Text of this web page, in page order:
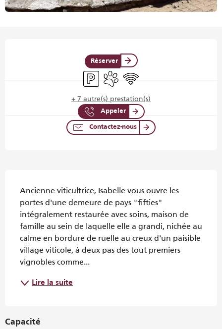
Réserver
ParkingAnimaux acceptés
WiFi
+ 7 autre(s) prestation(s)
Appeler
Contactez-nous
Ancienne viticultrice, Isabelle vous ouvre les
portes d'une demeure de pays "fifties"
intégralement restaurée avec soins, maison de
famille au sein de laquelle elle a grandi, nichée au
calme en bordure de ruelle au creux d'un paisible
village viticole, à deux pas des tout premiers
vignobles comme...
Lire la suite
Capacité